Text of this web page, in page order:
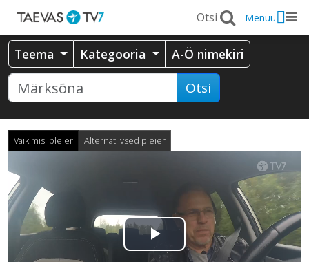
Menüü
Teema Kategooria A-Ö nimekiri
Otsi
Vaikimisi pleier Alternatiivsed pleier
Esita